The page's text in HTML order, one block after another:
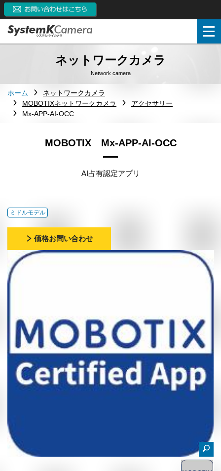
ネットワークカメラ
Network camera
ホーム
ネットワークカメラ
MOBOTIXネットワークカメラ
アクセサリー
Mx-APP-AI-OCC
MOBOTIX Mx-APP-AI-OCC
AI占有認定アプリ
ミドルモデル
価格お問い合わせ